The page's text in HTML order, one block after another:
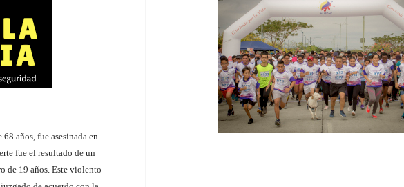
años, fue asesinada en
fue el resultado de un
de 19 años. Este violento